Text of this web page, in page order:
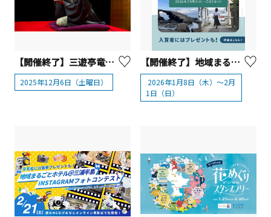
【開催終了】三遊亭竜楽のかながわ寄席 北斎をめぐる浮世絵落語道中
2025年12月6日（土曜日）
【開催終了】地域まるごとホテル＠三浦半島 Instagramフォトコンテスト
2026年1月8日（木）～2月
1日（日）